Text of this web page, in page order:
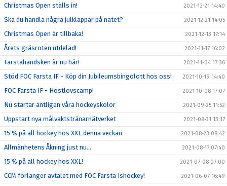
Christmas Open ställs in! 2021-12-21 14:40
Ska du handla några julklappar på nätet? 2021-12-21 14:05
Christmas Open är tillbaka! 2021-12-13 17:14
Årets gräsroten utdelad! 2021-11-17 16:02
Farstahandsken är nu här! 2021-11-04 17:36
Stöd FOC Farsta IF - Köp din Jubileumsbingolott hos oss! 2021-10-19 14:40
FOC Farsta IF - Höstlovscamp! 2021-10-08 17:07
Nu startar äntligen våra hockeyskolor 2021-09-25 11:52
Uppstart nya målvaktstränarnätverket 2021-08-31 13:17
15 % på all hockey hos XXL denna veckan 2021-08-23 08:42
Allmänhetens Åkning just nu... 2021-08-17 07:40
15 % på all hockey hos XXL! 2021-07-08 07:00
CCM förlänger avtalet med FOC Farsta Ishockey! 2021-06-07 16:49